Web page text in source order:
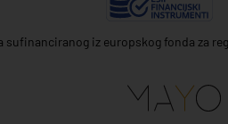
iz europskog fonda za